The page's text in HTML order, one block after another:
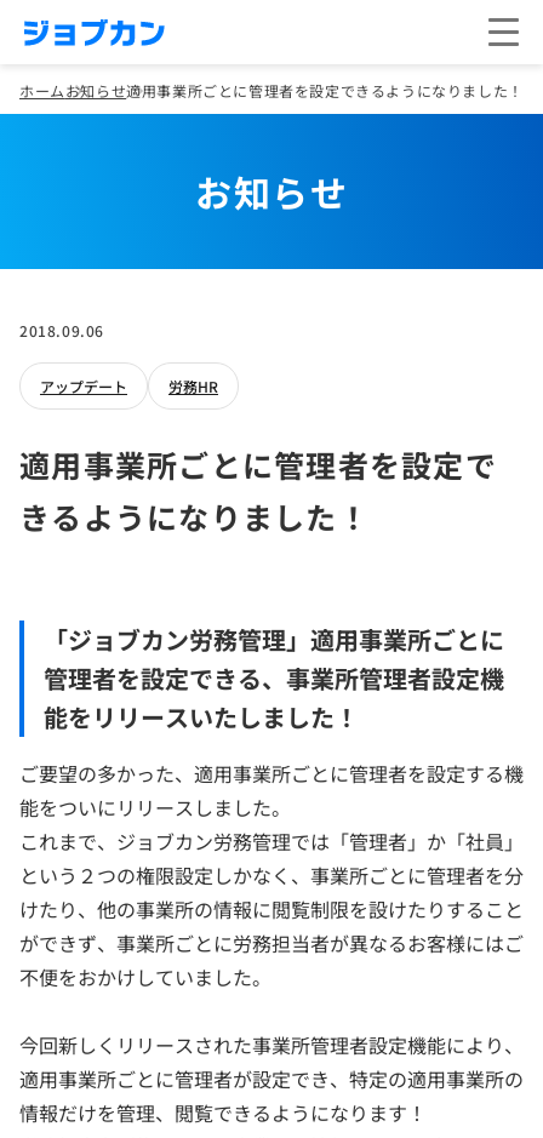
ホームお知らせ適用事業所ごとに管理者を設定できるようになりました！
お知らせ
2018.09.06
アップデート 労務HR
適用事業所ごとに管理者を設定で
きるようになりました！
「ジョブカン労務管理」適用事業所ごとに
管理者を設定できる、事業所管理者設定機
能をリリースいたしました！
ご要望の多かった、適用事業所ごとに管理者を設定する機
能をついにリリースしました。
これまで、ジョブカン労務管理では「管理者」か「社員」
という２つの権限設定しかなく、事業所ごとに管理者を分
けたり、他の事業所の情報に閲覧制限を設けたりすること
ができず、事業所ごとに労務担当者が異なるお客様にはご
不便をおかけしていました。
今回新しくリリースされた事業所管理者設定機能により、
適用事業所ごとに管理者が設定でき、特定の適用事業所の
情報だけを管理、閲覧できるようになります！